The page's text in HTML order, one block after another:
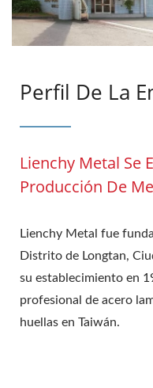
Perfil De La
Lienchy Metal Se
Producción De
Lienchy Metal fue
Distrito de Longtan,
su establecimiento en
profesional de acero
huellas en Taiwán.